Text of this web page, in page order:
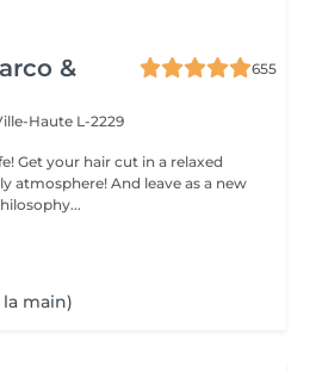
&
655
Haute L-2229
Get your hair cut in a relaxed
atmosphere! And leave as a new
philosophy...
main)